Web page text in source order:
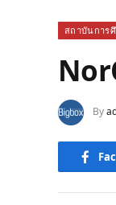
สถาบันการ
By